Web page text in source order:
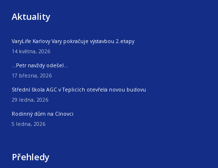
Aktuality
VaryLife Karlovy Vary pokračuje výstavbou 2.etapy
14 května, 2026
…Petr navždy odešel…
17 března, 2026
Střední škola AGC v Teplicích otevřela novou budovu
29 ledna, 2026
Rodinný dům na Cínovci
5 ledna, 2026
Přehledy